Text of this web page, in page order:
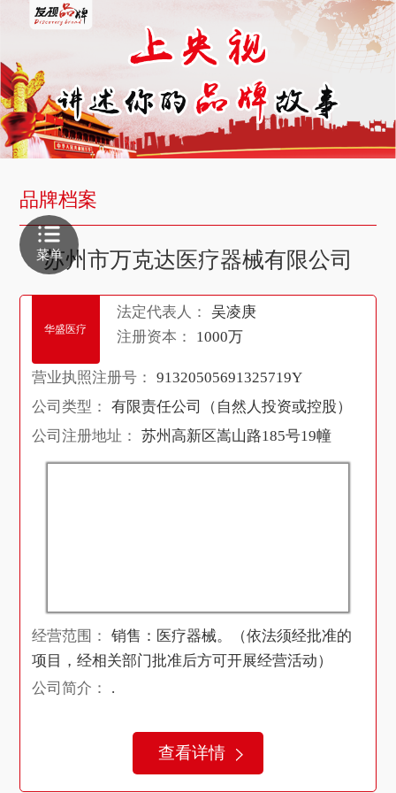
品牌档案
苏州市万克达医疗器械有限公司
华盛医疗
法定代表人：
吴凌庚
注册资本：
1000万
营业执照注册号：
91320505691325719Y
公司类型：
有限责任公司（自然人投资或控股）
公司注册地址：
苏州高新区嵩山路185号19幢
经营范围：
销售：医疗器械。（依法须经批准的
项目，经相关部门批准后方可开展经营活动）
公司简介：
.
查看详情
菜单